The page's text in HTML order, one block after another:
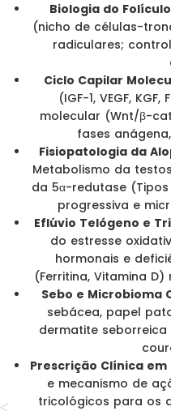
Biologia do
(nicho de células-
radiculares;
Ciclo Capilar
(IGF-1, VEGF,
molecular (Wnt/β-
fases
Fisiopatologia da
Metabolismo da
da 5α-redutase
progressiva e
Eflúvio Telógeno e
do estresse
hormonais e
(Ferritina, Vitamina
Sebo e Microbioma
sebácea, papel
dermatite
Prescrição Clínica
e mecanismo de
tricológicos para os